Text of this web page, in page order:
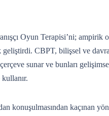
Oyun Terapisi’ni;
CBPT, bilişsel ve
sunar ve bunları
konuşulmasından kaçınan